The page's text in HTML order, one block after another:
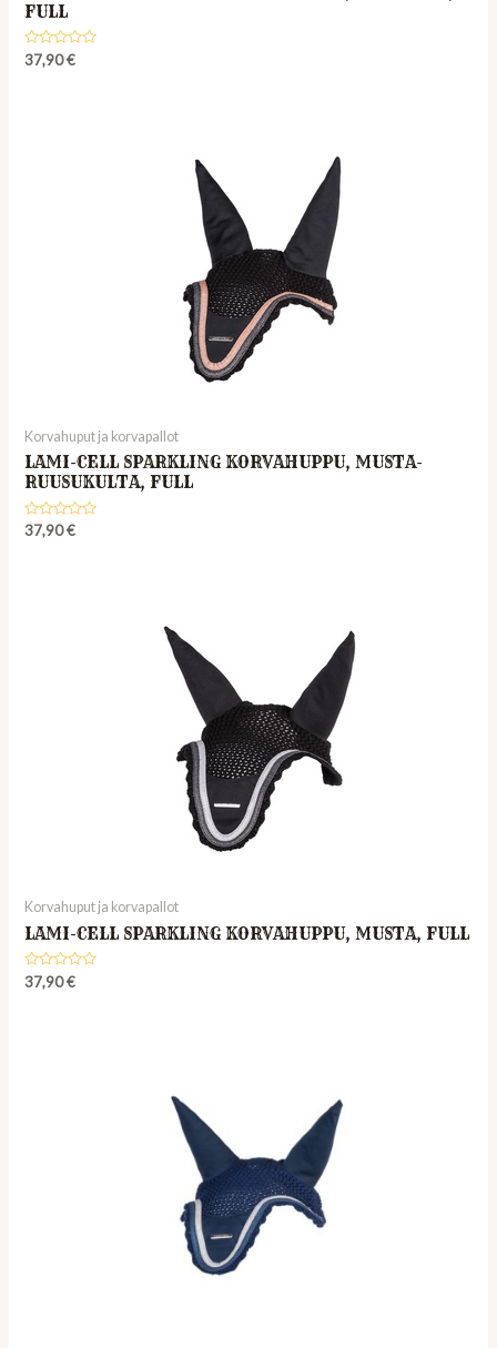
FULL
Rated
37,90€
Korvahuput ja korvapallot
LAMI-CELL SPARKLING KORVAHUPPU, MUSTA-
RUUSUKULTA, FULL
Rated
37,90€
Korvahuput ja korvapallot
LAMI-CELL SPARKLING KORVAHUPPU, MUSTA, FULL
Rated
0
37,90€